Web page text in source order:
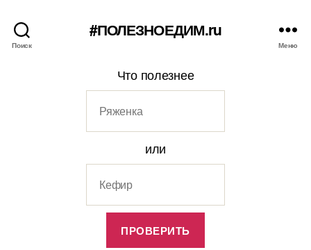
Поиск
#ПОЛЕЗНОЕДИМ.ru
Меню
Что полезнее
или